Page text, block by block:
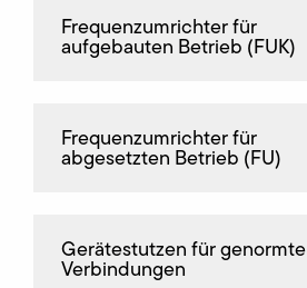
Frequenz­umrichter für
aufgebauten Betrieb (FUK)
Frequenz­umrichter für
abgesetzten Betrieb (FU)
Gerätestutzen für genormte
Verbindungen